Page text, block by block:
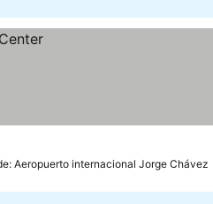
Aeropuerto internacional Jorge Chávez